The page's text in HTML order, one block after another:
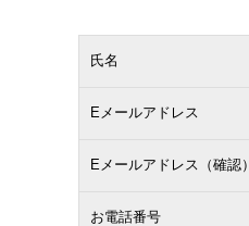
氏名
Eメールアドレス
Eメールアドレス（確認）
お電話番号